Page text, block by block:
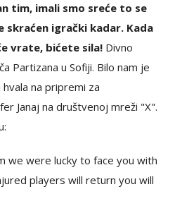
tim, imali smo sreće to se
skraćen igrački kadar. Kada
vrate, bićete sila! Divno
Partizana u Sofiji. Bilo nam je
na pripremi za
Janaj na društvenoj mreži "X".
we were lucky to face you with
players will return you will